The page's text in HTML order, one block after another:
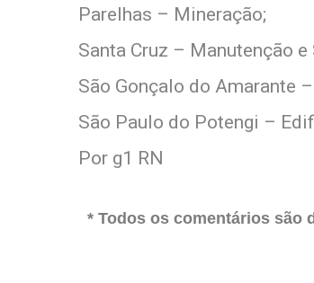
Parelhas – Mineração;
Santa Cruz – Manutenção
São Gonçalo do Amarante
São Paulo do Potengi –
Por g1 RN
* Todos os comentários são